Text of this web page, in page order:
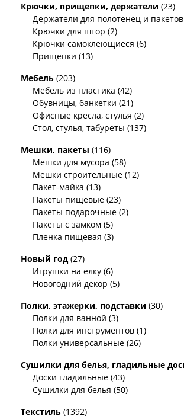
Крючки, прищепки, держатели (23)
Держатели для полотенец и
Крючки для штор (2)
Крючки самоклеющиеся (6)
Прищепки (13)
Мебель (203)
Мебель из пластика (42)
Обувницы, банкетки (21)
Офисные кресла, стулья (2)
Стол, стулья, табуреты (137)
Мешки, пакеты (116)
Мешки для мусора (58)
Мешки строительные (12)
Пакет-майка (13)
Пакеты пищевые (23)
Пакеты подарочные (2)
Пакеты с замком (5)
Пленка пищевая (3)
Новый год (27)
Игрушки на елку (6)
Новогодний декор (5)
Полки, этажерки, подставки (30)
Полки для ванной (3)
Полки для инструментов (1)
Полки универсальные (26)
Сушилки для белья, гладильные
Доски гладильные (43)
Сушилки для белья (50)
Текстиль (1392)